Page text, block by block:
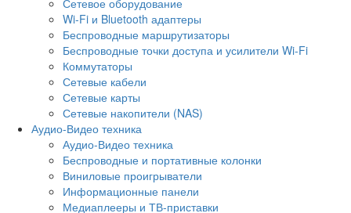
Wi-Fi и Bluetooth адаптеры
Беспроводные маршрутизаторы
Беспроводные точки доступа и усилители Wi-Fi
Коммутаторы
Сетевые кабели
Сетевые карты
Сетевые накопители (NAS)
Аудио-Видео техника
Аудио-Видео техника
Беспроводные и портативные колонки
Виниловые проигрыватели
Информационные панели
Медиаплееры и ТВ-приставки